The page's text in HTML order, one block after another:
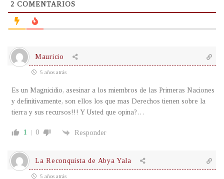
2 COMENTARIOS
Mauricio
5 años atrás
Es un Magnicidio, asesinar a los miembros de las Primeras Naciones
y definitivamente, son ellos los que mas Derechos tienen sobre la
tierra y sus recursos!!! Y Usted que opina?…
1 0 Responder
La Reconquista de Abya Yala
5 años atrás